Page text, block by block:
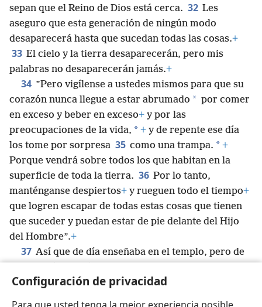
Configuración de privacidad
sepan que el Reino de Dios está cerca. 32 Les
aseguro que esta generación de ningún modo
desaparecerá hasta que sucedan todas las cosas.+
33 El cielo y la tierra desaparecerán, pero mis
palabras no desaparecerán jamás.+
34 ”Pero vigílense a ustedes mismos para que su
corazón nunca llegue a estar abrumado * por comer
en exceso y beber en exceso+ y por las
preocupaciones de la vida, * + y de repente ese día
los tome por sorpresa 35 como una trampa. * +
Porque vendrá sobre todos los que habitan en la
superficie de toda la tierra. 36 Por lo tanto,
manténganse despiertos+ y rueguen todo el tiempo+
que logren escapar de todas estas cosas que tienen
que suceder y puedan estar de pie delante del Hijo
del Hombre”.+
37 Así que de día enseñaba en el templo, pero de
llamada el monte de los Olivos. 38